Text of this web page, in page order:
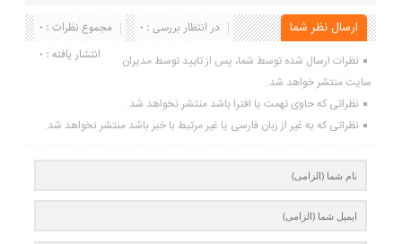
ارسال نظر شما مجموع نظرات : 0
در انتظار بررسی : 0
انتشار یافته : 0
نظرات ارسال شده توسط شما، پس از تایید توسط مدیران
سایت منتشر خواهد شد.
نظراتی که حاوی تهمت یا افترا باشد منتشر نخواهد شد.
نظراتی که به غیر از زبان فارسی یا غیر مرتبط با خبر باشد منتشر نخواهد شد.